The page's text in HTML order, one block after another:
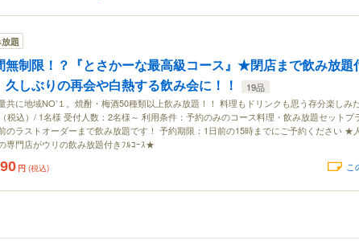
題
無制限！？『とさかーな最高級コース』★閉店まで飲み放題
しぶりの再会や白熱する飲み会に！！
19品
共に地域NO’１。焼酎・梅酒50種類以上飲み放題！！ 料理もドリンクも思う存分楽し
税込）/ 1名様 受付人数：2名様～ 利用条件：予約のみのコース料理・飲み放題セットプ
のラストオーダーまで飲み放題です！ 予約期限：1日前の15時までにご予約ください ★
専門店がウリの飲み放題付きﾌﾙｺｰｽ★
円 (税込) こ